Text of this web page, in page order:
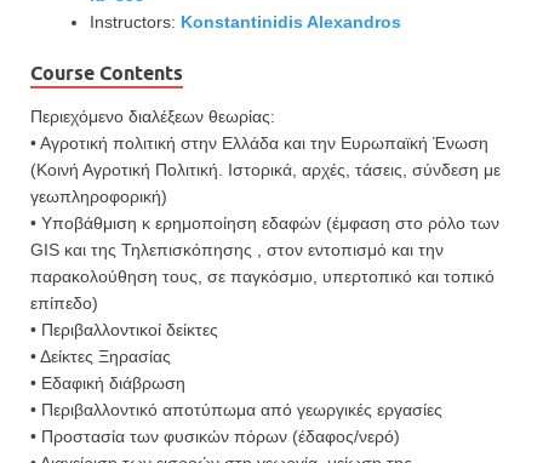
Instructors: Konstantinidis Alexandros
Course Contents
Περιεχόμενο διαλέξεων θεωρίας:
• Αγροτική πολιτική στην Ελλάδα και την Ευρωπαϊκή Ένωση
(Κοινή Αγροτική Πολιτική. Ιστορικά, αρχές, τάσεις, σύνδεση με
γεωπληροφορική)
• Υποβάθμιση κ ερημοποίηση εδαφών (έμφαση στο ρόλο των
GIS και της Τηλεπισκόπησης , στον εντοπισμό και την
παρακολούθηση τους, σε παγκόσμιο, υπερτοπικό και τοπικό
επίπεδο)
• Περιβαλλοντικοί δείκτες
• Δείκτες Ξηρασίας
• Εδαφική διάβρωση
• Περιβαλλοντικό αποτύπωμα από γεωργικές εργασίες
• Προστασία των φυσικών πόρων (έδαφος/νερό)